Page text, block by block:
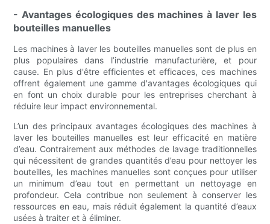
- Avantages écologiques des machines à laver les
bouteilles manuelles
Les machines à laver les bouteilles manuelles sont de plus en
plus populaires dans l’industrie manufacturière, et pour
cause. En plus d'être efficientes et efficaces, ces machines
offrent également une gamme d'avantages écologiques qui
en font un choix durable pour les entreprises cherchant à
réduire leur impact environnemental.
L’un des principaux avantages écologiques des machines à
laver les bouteilles manuelles est leur efficacité en matière
d’eau. Contrairement aux méthodes de lavage traditionnelles
qui nécessitent de grandes quantités d’eau pour nettoyer les
bouteilles, les machines manuelles sont conçues pour utiliser
un minimum d’eau tout en permettant un nettoyage en
profondeur. Cela contribue non seulement à conserver les
ressources en eau, mais réduit également la quantité d’eaux
usées à traiter et à éliminer.